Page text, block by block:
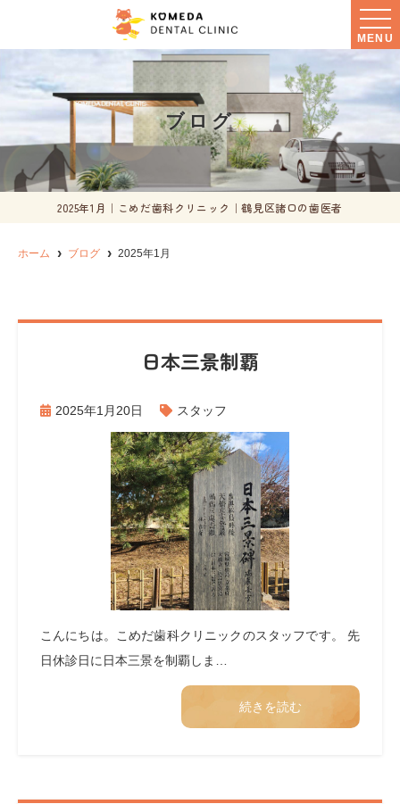
MENU
ブログ
2025年1月｜こめだ歯科クリニック｜鶴見区諸口の歯医者
ホーム ブログ 2025年1月
日本三景制覇
2025年1月20日 スタッフ
こんにちは。こめだ歯科クリニックのスタッフです。 先
日休診日に日本三景を制覇しま…
続きを読む